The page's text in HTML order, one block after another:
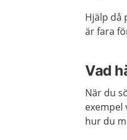
Hjälp då
är fara
Vad
När du
exempel
hur du